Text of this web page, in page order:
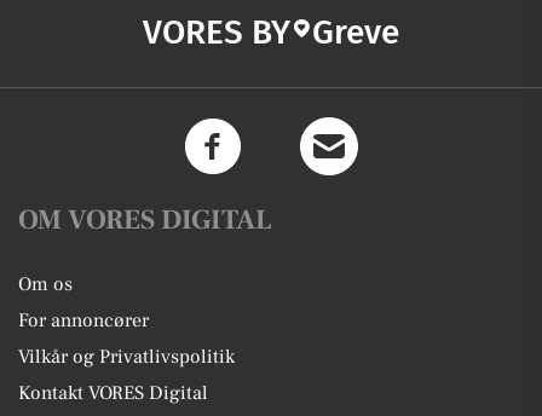
VORES BY Greve
OM VORES DIGITAL
Om os
For annoncører
Vilkår og Privatlivspolitik
Kontakt VORES Digital